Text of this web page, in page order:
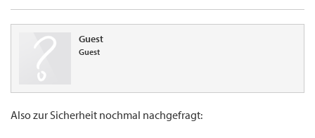
Guest
Guest
Also zur Sicherheit nochmal nachgefragt: